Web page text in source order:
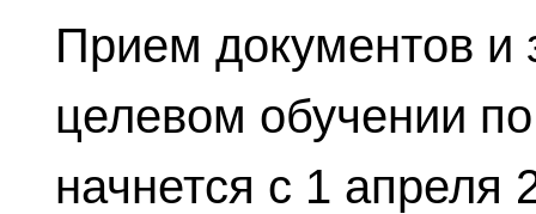
Прием документов и
целевом обучении
начнется с 1 апреля